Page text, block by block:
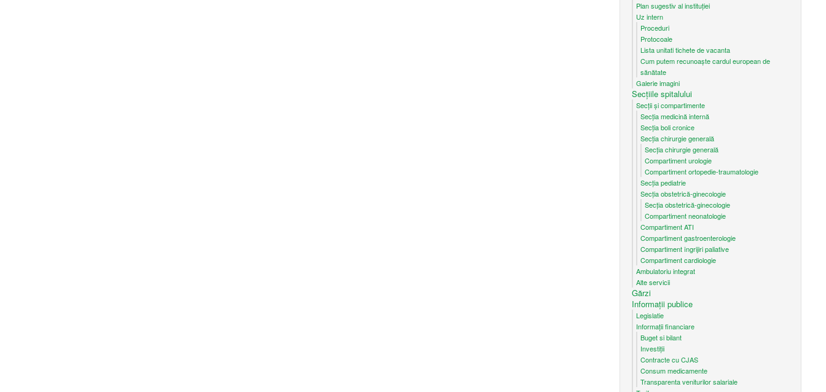
Plan sugestiv al instituției
Uz intern
Proceduri
Protocoale
Lista unitati tichete de vacanta
Cum putem recunoaşte cardul european de
sănătate
Galerie imagini
Secțiile spitalului
Secții și compartimente
Secţia medicină internă
Secția boli cronice
Secția chirurgie generală
Secția chirurgie generală
Compartiment urologie
Compartiment ortopedie-traumatologie
Secția pediatrie
Secția obstetrică-ginecologie
Secția obstetrică-ginecologie
Compartiment neonatologie
Compartiment ATI
Compartiment gastroenterologie
Compartiment îngrijiri paliative
Compartiment cardiologie
Ambulatoriu integrat
Alte servicii
Gărzi
Informații publice
Legislatie
Informații financiare
Buget si bilant
Investiții
Contracte cu CJAS
Consum medicamente
Transparenta veniturilor salariale